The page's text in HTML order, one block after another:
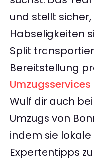
und stellt
Habseligkeiten
Split
Bereitstellung
Umzugsservices
Wulf dir auch
Umzugs von
indem sie
Expertentipps